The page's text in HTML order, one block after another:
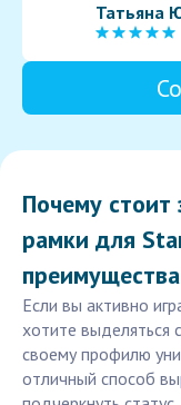
Татьяна
Почему стоит
рамки для
преимущества
Если вы активно
хотите выделяться
своему профилю
отличный способ